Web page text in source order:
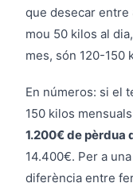
que desecar entre
mou 50 kilos al
mes, són 120-150
En números: si el
150 kilos
1.200€ de pèrdua
14.400€. Per a
diferència entre